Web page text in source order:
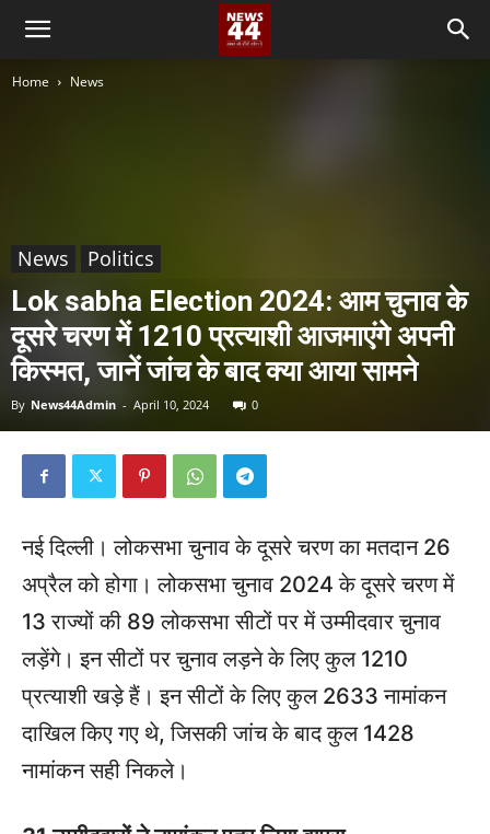
Home News
News Politics
Lok sabha Election 2024: आम चुनाव के
दूसरे चरण में 1210 प्रत्याशी आजमाएंगे अपनी
किस्मत, जानें जांच के बाद क्या आया सामने
By News44Admin - April 10, 2024 0
नई दिल्ली। लोकसभा चुनाव के दूसरे चरण का मतदान 26
अप्रैल को होगा। लोकसभा चुनाव 2024 के दूसरे चरण में
13 राज्यों की 89 लोकसभा सीटों पर में उम्मीदवार चुनाव
लड़ेंगे। इन सीटों पर चुनाव लड़ने के लिए कुल 1210
प्रत्याशी खड़े हैं। इन सीटों के लिए कुल 2633 नामांकन
दाखिल किए गए थे, जिसकी जांच के बाद कुल 1428
नामांकन सही निकले।